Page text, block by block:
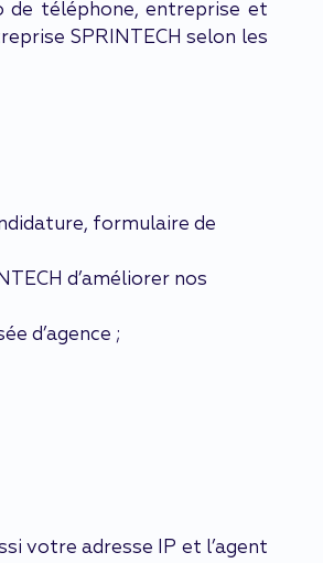
de téléphone, entreprise et
SPRINTECH selon les
formulaire de
d’améliorer nos
d’agence ;
votre adresse IP et l’agent